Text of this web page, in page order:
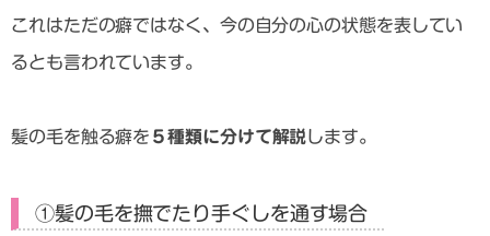
これはただの癖ではなく、今の自分の心の状態を表してい
るとも言われています。
髪の毛を触る癖を ５種類に分けて解説します。
①髪の毛を撫でたり手ぐしを通す場合